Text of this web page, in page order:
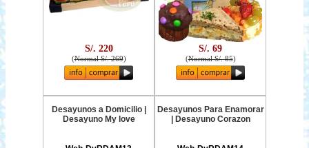
S/. 220
(Normal S/. 269)
S/. 69
(Normal S/. 85)
Desayunos a Domicilio |
Desayuno My love
Desayunos Para Enamorar
| Desayuno Corazon